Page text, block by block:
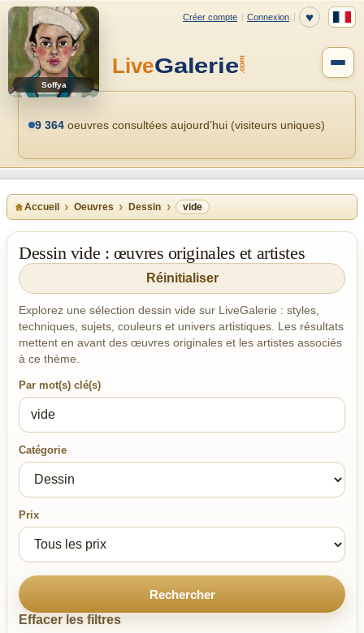
Soffya
9 364 oeuvres consultées aujourd’hui (visiteurs uniques)
Accueil Oeuvres Dessin vide
Dessin vide : œuvres originales et artistes
Réinitialiser
Explorez une sélection dessin vide sur LiveGalerie : styles,
techniques, sujets, couleurs et univers artistiques. Les résultats
mettent en avant des œuvres originales et les artistes associés
à ce thème.
Par mot(s) clé(s)
Catégorie
Prix
Rechercher
Effacer les filtres